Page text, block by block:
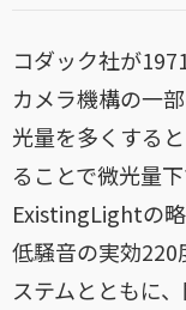
コダック社が
カメラ機構の一
光量を多くする
ることで微光量
ExistingLightの
低騒音の実効220
ステムとともに